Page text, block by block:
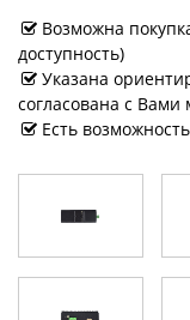
Возможна
доступность)
Указана
согласована с
Есть